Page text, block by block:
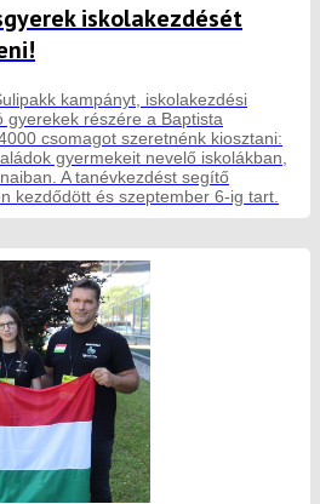
iskolakezdését
kampányt, iskolakezdési
részére a Baptista
csomagot szeretnénk kiosztani:
gyermekeit nevelő iskolákban,
A tanévkezdést segítő
kezdődött és szeptember 6-ig tart.